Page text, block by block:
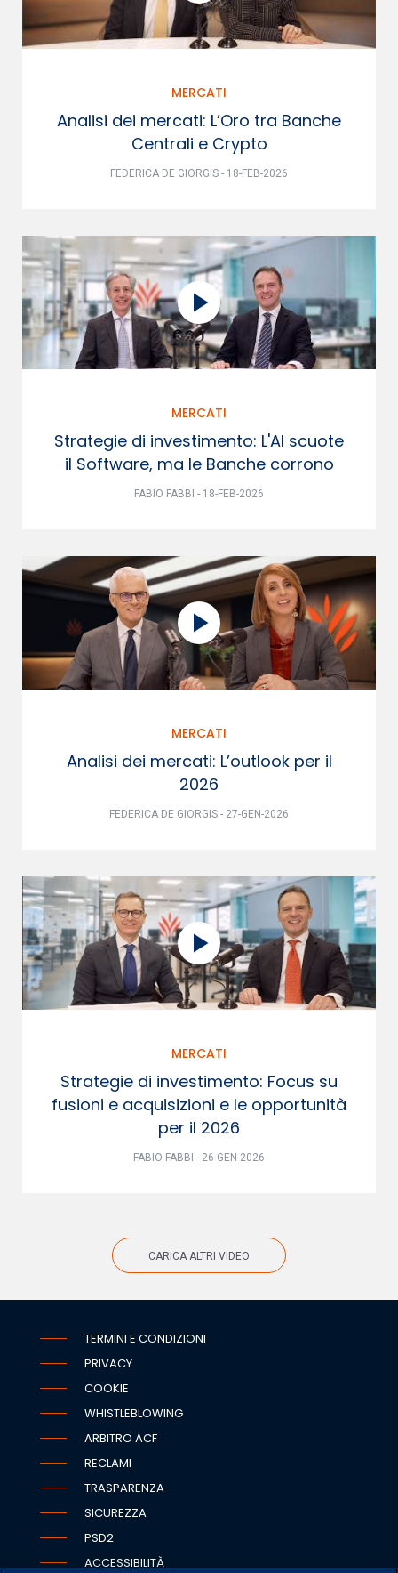
MERCATI
Analisi dei mercati: L’Oro tra Banche
Centrali e Crypto
FEDERICA DE GIORGIS - 18-FEB-2026
MERCATI
Strategie di investimento: L'AI scuote
il Software, ma le Banche corrono
FABIO FABBI - 18-FEB-2026
MERCATI
Analisi dei mercati: L’outlook per il
2026
FEDERICA DE GIORGIS - 27-GEN-2026
MERCATI
Strategie di investimento: Focus su
fusioni e acquisizioni e le opportunità
per il 2026
FABIO FABBI - 26-GEN-2026
CARICA ALTRI VIDEO
TERMINI E CONDIZIONI
PRIVACY
COOKIE
WHISTLEBLOWING
ARBITRO ACF
RECLAMI
TRASPARENZA
SICUREZZA
PSD2
ACCESSIBILITÀ